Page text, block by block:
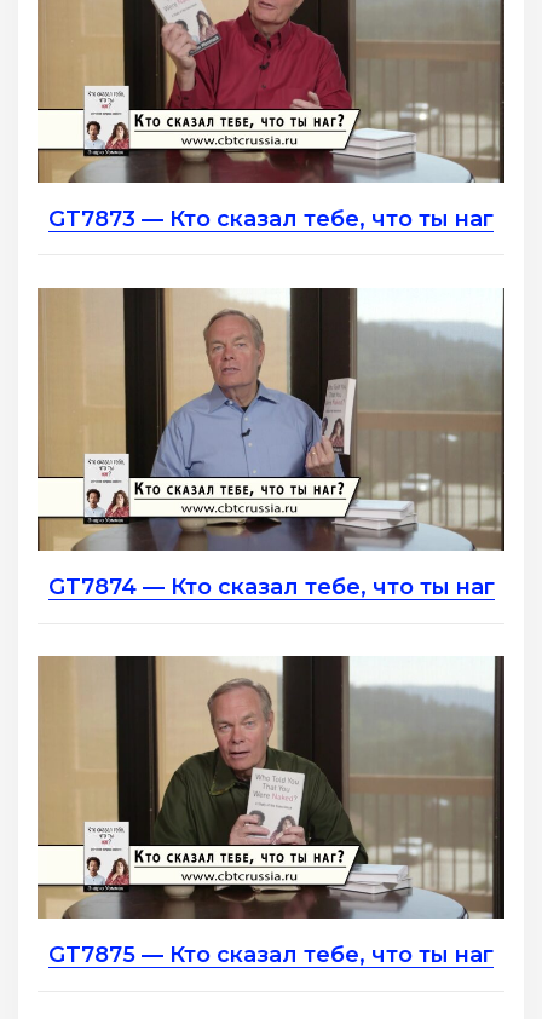
GT7873 — Кто сказал тебе, что ты наг
GT7874 — Кто сказал тебе, что ты наг
GT7875 — Кто сказал тебе, что ты наг